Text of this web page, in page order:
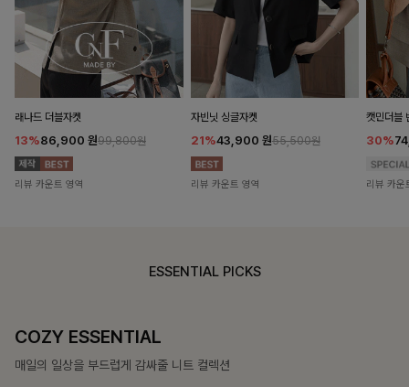
래나드 더블자켓
13%86,900 원99,800원
리뷰 카운트 영역
자빈닛 싱글자켓
21%43,900 원55,500원
리뷰 카운트 영역
캣민더블
30%
리뷰 카운
ESSENTIAL PICKS
COZY ESSENTIAL
매일의 일상을 부드럽게 감싸줄 니트 컬렉션